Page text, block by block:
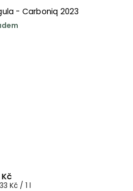
- Carboniq 2023
Kč
Kč / 1 l